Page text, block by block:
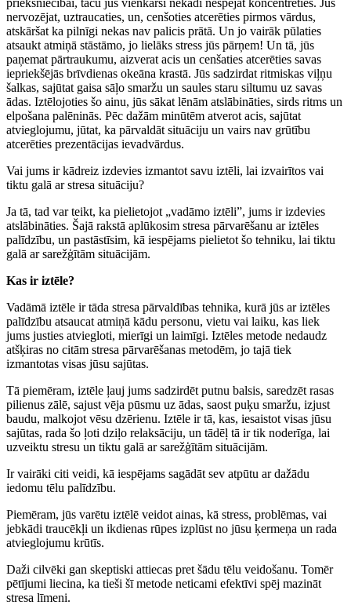
nervozējat, uztraucaties, un, cenšoties atcerēties pirmos vārdus,
atskāršat ka pilnīgi nekas nav palicis prātā. Un jo vairāk pūlaties
atsaukt atmiņā stāstāmo, jo lielāks stress jūs pārņem! Un tā, jūs
paņemat pārtraukumu, aizverat acis un cenšaties atcerēties savas
iepriekšējās brīvdienas okeāna krastā. Jūs sadzirdat ritmiskas viļņu
šalkas, sajūtat gaisa sāļo smaržu un saules staru siltumu uz savas
ādas. Iztēlojoties šo ainu, jūs sākat lēnām atslābināties, sirds ritms un
elpošana palēninās. Pēc dažām minūtēm atverot acis, sajūtat
atvieglojumu, jūtat, ka pārvaldāt situāciju un vairs nav grūtību
atcerēties prezentācijas ievadvārdus.
Vai jums ir kādreiz izdevies izmantot savu iztēli, lai izvairītos vai
tiktu galā ar stresa situāciju?
Ja tā, tad var teikt, ka pielietojot „vadāmo iztēli”, jums ir izdevies
atslābināties. Šajā rakstā aplūkosim stresa pārvarēšanu ar iztēles
palīdzību, un pastāstīsim, kā iespējams pielietot šo tehniku, lai tiktu
galā ar sarežģītām situācijām.
Kas ir iztēle?
Vadāmā iztēle ir tāda stresa pārvaldības tehnika, kurā jūs ar iztēles
palīdzību atsaucat atmiņā kādu personu, vietu vai laiku, kas liek
jums justies atviegloti, mierīgi un laimīgi. Iztēles metode nedaudz
atšķiras no citām stresa pārvarēšanas metodēm, jo tajā tiek
izmantotas visas jūsu sajūtas.
Tā piemēram, iztēle ļauj jums sadzirdēt putnu balsis, saredzēt rasas
pilienus zālē, sajust vēja pūsmu uz ādas, saost puķu smaržu, izjust
baudu, malkojot vēsu dzērienu. Iztēle ir tā, kas, iesaistot visas jūsu
sajūtas, rada šo ļoti dziļo relaksāciju, un tādēļ tā ir tik noderīga, lai
uzveiktu stresu un tiktu galā ar sarežģītām situācijām.
Ir vairāki citi veidi, kā iespējams sagādāt sev atpūtu ar dažādu
iedomu tēlu palīdzību.
Piemēram, jūs varētu iztēlē veidot ainas, kā stress, problēmas, vai
jebkādi traucēkļi un ikdienas rūpes izplūst no jūsu ķermeņa un rada
atvieglojumu krūtīs.
Daži cilvēki gan skeptiski attiecas pret šādu tēlu veidošanu. Tomēr
pētījumi liecina, ka tieši šī metode neticami efektīvi spēj mazināt
stresa līmeni.